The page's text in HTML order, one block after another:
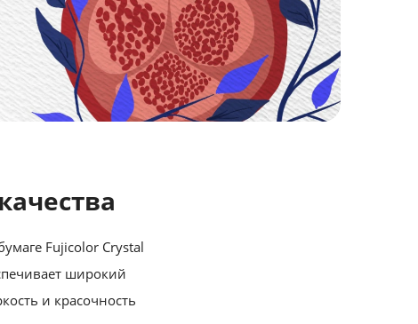
Fujicolor Crystal
широкий
и красочность